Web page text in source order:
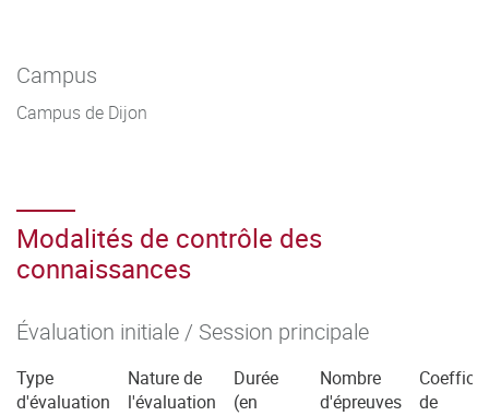
Campus
Campus de Dijon
Modalités de contrôle des
connaissances
Évaluation initiale / Session principale
Type
d'évaluation
Nature de
l'évaluation
Durée
(en
Nombre
d'épreuves
de